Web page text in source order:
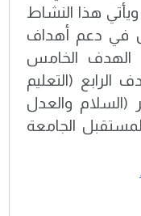
هذا النشاط
في دعم أهداف
الهدف الخامس
الرابع (التعليم
والعدل
الجامعة